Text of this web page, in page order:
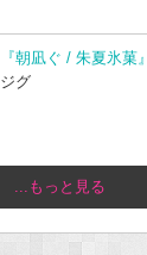
『朝凪ぐ / 朱夏氷菓』
ジグ
...もっと見る